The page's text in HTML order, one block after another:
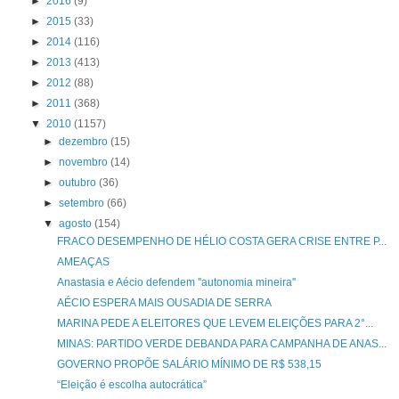
► 2015 (33)
► 2014 (116)
► 2013 (413)
► 2012 (88)
► 2011 (368)
▼ 2010 (1157)
►dezembro(15)
►novembro(14)
►outubro(36)
►setembro(66)
▼agosto(154)
FRACO DESEMPENHO DE HÉLIO COSTA GERA CRISE ENTRE P...
AMEAÇAS
Anastasia e Aécio defendem ''autonomia mineira''
AÉCIO ESPERA MAIS OUSADIA DE SERRA
MARINA PEDE A ELEITORES QUE LEVEM ELEIÇÕES PARA 2°...
MINAS: PARTIDO VERDE DEBANDA PARA CAMPANHA DE ANAS...
GOVERNO PROPÕE SALÁRIO MÍNIMO DE R$ 538,15
“Eleição é escolha autocrática”